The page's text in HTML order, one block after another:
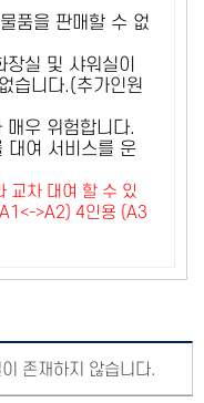
품을 판매할 수 없
실 및 샤워실이
습니다.(추가인원
매우 위험합니다.
대여 서비스를 운
교차 대여 할 수 있
>A2) 4인용 (A3
존재하지 않습니다.